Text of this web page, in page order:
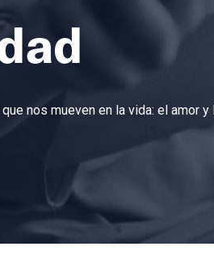
nos mueven en la vida: el amor y